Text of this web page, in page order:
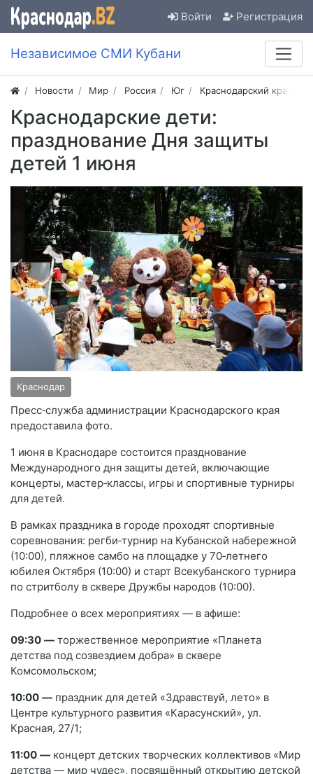
Войти Регистрация
Независимое СМИ Кубани
Новости Мир Россия Юг Краснодарский край
Краснодарские дети:
празднование Дня защиты
детей 1 июня
Краснодар
Пресс‑служба администрации Краснодарского края
предоставила фото.
1 июня в Краснодаре состоится празднование
Международного дня защиты детей, включающие
концерты, мастер‑классы, игры и спортивные турниры
для детей.
В рамках праздника в городе проходят спортивные
соревнования: регби‑турнир на Кубанской набережной
(10:00), пляжное самбо на площадке у 70‑летнего
юбилея Октября (10:00) и старт Всекубанского турнира
по стритболу в сквере Дружбы народов (10:00).
Подробнее о всех мероприятиях — в афише:
09:30 — торжественное мероприятие «Планета
детства под созвездием добра» в сквере
Комсомольском;
10:00 — праздник для детей «Здравствуй, лето» в
Центре культурного развития «Карасунский», ул.
Красная, 27/1;
11:00 — концерт детских творческих коллективов «Мир
детства — мир чудес», посвящённый открытию детской